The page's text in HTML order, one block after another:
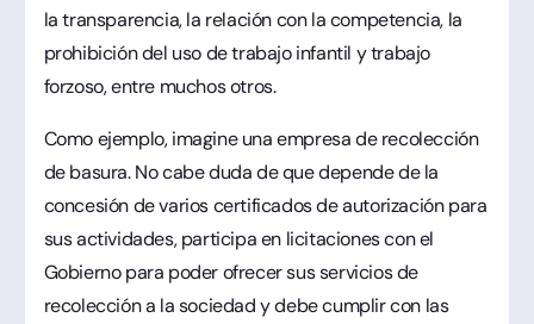
la transparencia, la relación con la competencia, la
prohibición del uso de trabajo infantil y trabajo
forzoso, entre muchos otros.
Como ejemplo, imagine una empresa de recolección
de basura. No cabe duda de que depende de la
concesión de varios certificados de autorización para
sus actividades, participa en licitaciones con el
Gobierno para poder ofrecer sus servicios de
recolección a la sociedad y debe cumplir con las